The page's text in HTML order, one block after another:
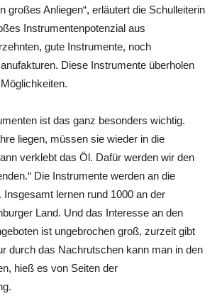
großes Anliegen“, erläutert die Schulleiterin
Instrumentenpotenzial aus
gute Instrumente, noch
Diese Instrumente überholen
ist das ganz besonders wichtig.
liegen, müssen sie wieder in die
verklebt das Öl. Dafür werden wir den
Die Instrumente werden an die
Insgesamt lernen rund 1000 an der
Land. Und das Interesse an den
ist ungebrochen groß, zurzeit gibt
durch das Nachrutschen kann man in den
hieß es von Seiten der